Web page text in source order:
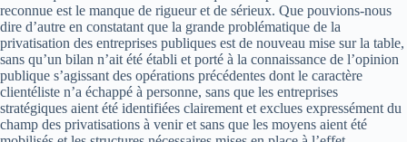
reconnue est le manque de rigueur et de sérieux. Que pouvions-­nous
dire d’autre en constatant que la grande problématique de la
privatisation des entreprises publiques est de nouveau mise sur la table,
sans qu’un bilan n’ait été établi et porté à la connaissance de l’opinion
publique s’agissant des opérations précédentes dont le caractère
clientéliste n’a échappé à personne, sans que les entreprises
stratégiques aient été identifiées clairement et exclues expressément du
champ des privatisations à venir et sans que les moyens aient été